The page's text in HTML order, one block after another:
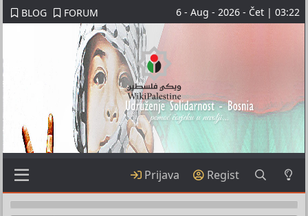
BLOG FORUM 6 - Aug - 2026 - Čet | 03:22
Prijava Regist